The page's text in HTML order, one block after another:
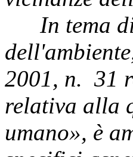
In tema
2001, n. 31
relativa alla
umano», è